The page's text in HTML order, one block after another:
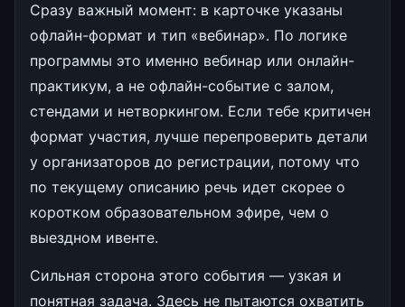
Сразу важный момент: в карточке указаны
офлайн-формат и тип «вебинар». По логике
программы это именно вебинар или онлайн-
практикум, а не офлайн-событие с залом,
стендами и нетворкингом. Если тебе критичен
формат участия, лучше перепроверить детали
у организаторов до регистрации, потому что
по текущему описанию речь идет скорее о
коротком образовательном эфире, чем о
выездном ивенте.
Сильная сторона этого события — узкая и
понятная задача. Здесь не пытаются охватить